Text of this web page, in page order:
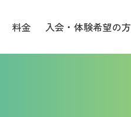
料金 入会・体験希望の方